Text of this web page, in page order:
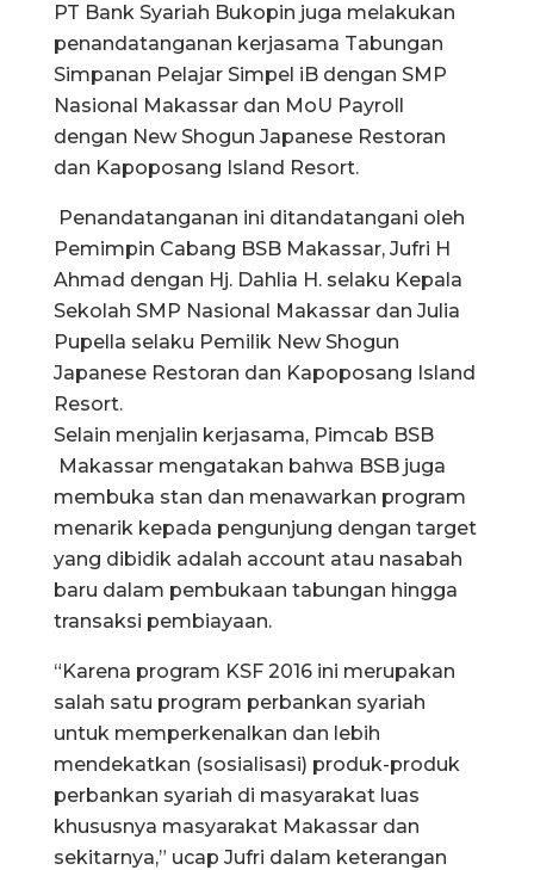
PT Bank Syariah Bukopin juga melakukan
penandatanganan kerjasama Tabungan
Simpanan Pelajar Simpel iB dengan SMP
Nasional Makassar dan MoU Payroll
dengan New Shogun Japanese Restoran
dan Kapoposang Island Resort.
Penandatanganan ini ditandatangani oleh
Pemimpin Cabang BSB Makassar, Jufri H
Ahmad dengan Hj. Dahlia H. selaku Kepala
Sekolah SMP Nasional Makassar dan Julia
Pupella selaku Pemilik New Shogun
Japanese Restoran dan Kapoposang Island
Resort.
Selain menjalin kerjasama, Pimcab BSB
Makassar mengatakan bahwa BSB juga
membuka stan dan menawarkan program
menarik kepada pengunjung dengan target
yang dibidik adalah account atau nasabah
baru dalam pembukaan tabungan hingga
transaksi pembiayaan.
“Karena program KSF 2016 ini merupakan
salah satu program perbankan syariah
untuk memperkenalkan dan lebih
mendekatkan (sosialisasi) produk-produk
perbankan syariah di masyarakat luas
khususnya masyarakat Makassar dan
sekitarnya,” ucap Jufri dalam keterangan